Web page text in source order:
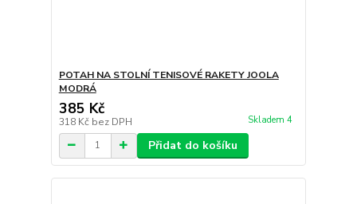
POTAH NA STOLNÍ TENISOVÉ RAKETY JOOLA
MODRÁ
385 Kč
318 Kč bez DPH Skladem 4
Přidat do košíku